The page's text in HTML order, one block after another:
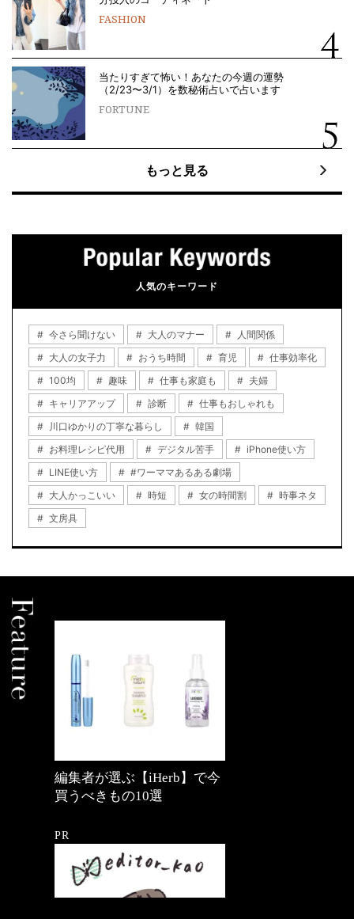
FASHION
当たりすぎて怖い！あなたの今週の運勢
（2/23〜3/1）を数秘術占いで占います
FORTUNE
もっと見る
人気のキーワード
今さら聞けない 大人のマナー
人間関係
大人の女子力
おうち時間 育児
仕事効率化
100均
趣味 仕事も家庭も
夫婦
キャリアアップ
診断
仕事もおしゃれも
川口ゆかりの丁寧な暮らし
韓国
お料理レシピ代用
デジタル苦手
iPhone使い方
LINE使い方
#ワーママあるある劇場
大人かっこいい
時短 女の時間割
時事ネタ
文房具
編集者が選ぶ【iHerb】で今
買うべきもの10選
PR